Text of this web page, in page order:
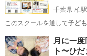
千葉県 柏駅
このスクールを通して子ど
千葉 柏市
月に一
ト〜ひ